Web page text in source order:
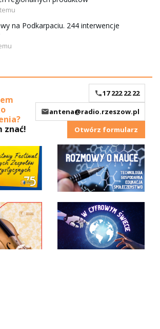
na Podkarpaciu. 244 interwencje
znać!
17 222 22 22
antena@radio.rzeszow.pl
Otwórz formularz